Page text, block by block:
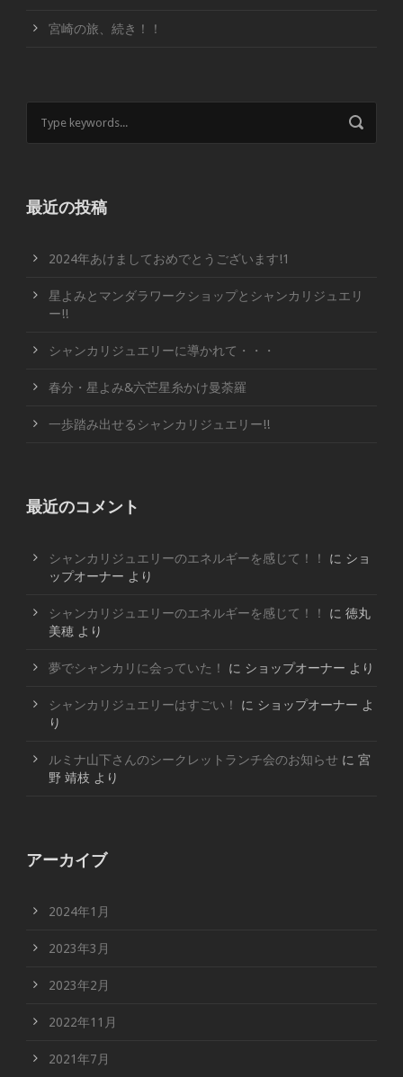
宮崎の旅、続き！！
最近の投稿
2024年あけましておめでとうございます!1
星よみとマンダラワークショップとシャンカリジュエリ
ー!!
シャンカリジュエリーに導かれて・・・
春分・星よみ&六芒星糸かけ曼荼羅
一歩踏み出せるシャンカリジュエリー!!
最近のコメント
シャンカリジュエリーのエネルギーを感じて！！ に ショ
ップオーナー より
シャンカリジュエリーのエネルギーを感じて！！ に 徳丸
美穂 より
夢でシャンカリに会っていた！ に ショップオーナー より
シャンカリジュエリーはすごい！ に ショップオーナー よ
り
ルミナ山下さんのシークレットランチ会のお知らせ に 宮
野 靖枝 より
アーカイブ
2024年1月
2023年3月
2023年2月
2022年11月
2021年7月